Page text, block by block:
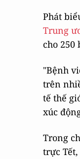
Phát
Trung
cho 250
"Bệnh
trên
tế thế
xúc
Trong
trực